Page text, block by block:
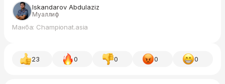
Iskandarov Abdulaziz
Муаллиф
Манба: Championat.asia
23 0 0 0 0